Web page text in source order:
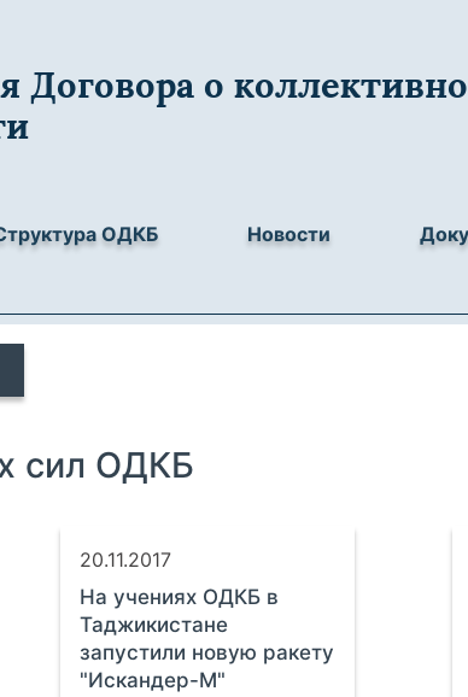
Договора о
ОДКБ Новости
сил ОДКБ
20.11.2017
На учениях ОДКБ в
Таджикистане
запустили новую ракету
"Искандер-М"